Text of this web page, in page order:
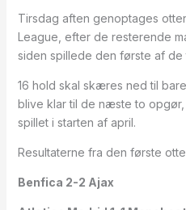
Tirsdag aften genoptages
League, efter de resterende
siden spillede den første af de
16 hold skal skæres ned til
blive klar til de næste to
spillet i starten af april.
Resultaterne fra den første
Benfica 2-2 Ajax